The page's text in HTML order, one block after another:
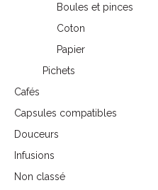
Boules et pinces
Coton
Papier
Pichets
Cafés
Capsules compatibles
Douceurs
Infusions
Non classé